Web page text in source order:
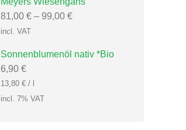
81,00 € – 99,00 €
incl. VAT
Sonnenblumenöl nativ *Bio
6,90 €
13,80 € /
incl. 7% VAT